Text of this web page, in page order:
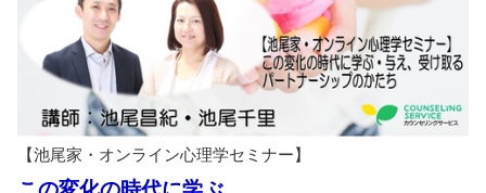
【池尾家・オンライン心理学セミナー】